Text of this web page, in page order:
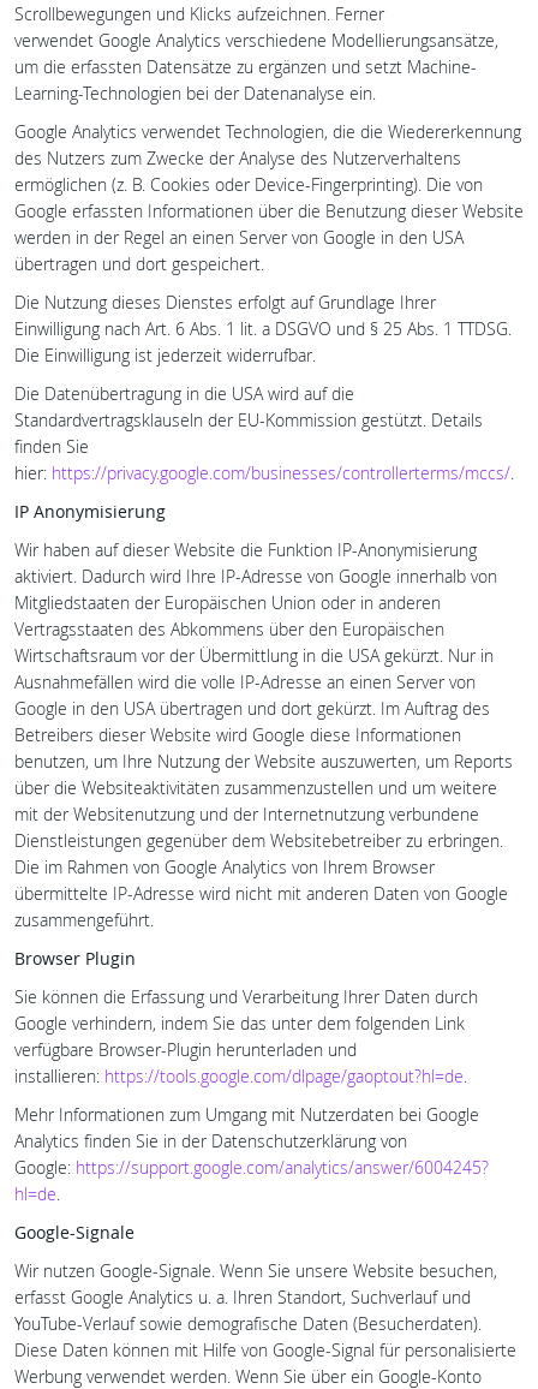
Scrollbewegungen und Klicks aufzeichnen. Ferner
verwendet Google Analytics verschiedene Modellierungsansätze,
um die erfassten Datensätze zu ergänzen und setzt Machine-
Learning-Technologien bei der Datenanalyse ein.
Google Analytics verwendet Technologien, die die Wiedererkennung
des Nutzers zum Zwecke der Analyse des Nutzerverhaltens
ermöglichen (z. B. Cookies oder Device-Fingerprinting). Die von
Google erfassten Informationen über die Benutzung dieser Website
werden in der Regel an einen Server von Google in den USA
übertragen und dort gespeichert.
Die Nutzung dieses Dienstes erfolgt auf Grundlage Ihrer
Einwilligung nach Art. 6 Abs. 1 lit. a DSGVO und § 25 Abs. 1 TTDSG.
Die Einwilligung ist jederzeit widerrufbar.
Die Datenübertragung in die USA wird auf die
Standardvertragsklauseln der EU-Kommission gestützt. Details
finden Sie
hier: https://privacy.google.com/businesses/controllerterms/mccs/.
IP Anonymisierung
Wir haben auf dieser Website die Funktion IP-Anonymisierung
aktiviert. Dadurch wird Ihre IP-Adresse von Google innerhalb von
Mitgliedstaaten der Europäischen Union oder in anderen
Vertragsstaaten des Abkommens über den Europäischen
Wirtschaftsraum vor der Übermittlung in die USA gekürzt. Nur in
Ausnahmefällen wird die volle IP-Adresse an einen Server von
Google in den USA übertragen und dort gekürzt. Im Auftrag des
Betreibers dieser Website wird Google diese Informationen
benutzen, um Ihre Nutzung der Website auszuwerten, um Reports
über die Websiteaktivitäten zusammenzustellen und um weitere
mit der Websitenutzung und der Internetnutzung verbundene
Dienstleistungen gegenüber dem Websitebetreiber zu erbringen.
Die im Rahmen von Google Analytics von Ihrem Browser
übermittelte IP-Adresse wird nicht mit anderen Daten von Google
zusammengeführt.
Browser Plugin
Sie können die Erfassung und Verarbeitung Ihrer Daten durch
Google verhindern, indem Sie das unter dem folgenden Link
verfügbare Browser-Plugin herunterladen und
installieren: https://tools.google.com/dlpage/gaoptout?hl=de.
Mehr Informationen zum Umgang mit Nutzerdaten bei Google
Analytics finden Sie in der Datenschutzerklärung von
Google: https://support.google.com/analytics/answer/6004245?
hl=de.
Google-Signale
Wir nutzen Google-Signale. Wenn Sie unsere Website besuchen,
erfasst Google Analytics u. a. Ihren Standort, Suchverlauf und
YouTube-Verlauf sowie demografische Daten (Besucherdaten).
Diese Daten können mit Hilfe von Google-Signal für personalisierte
Werbung verwendet werden. Wenn Sie über ein Google-Konto